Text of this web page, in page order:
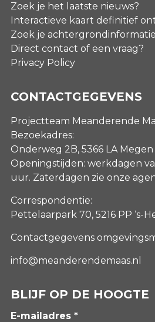
Zoek je het laatste nieuws?
Interactieve kaart definitief
Zoek je
Direct contact of een vraag?
Privacy Policy
CONTACTGEGEVENS
Projectteam Meanderende
Bezoekadres:
Onderweg 2B, 5366 LA Megen
Openingstijden: werkdagen
uur. Zaterdagen zie onze
Correspondentie:
Pettelaarpark 70, 5216 PP ‘s-
Contactgegevens
info@meanderendemaas.nl
BLIJF OP DE HOOGTE
E-mailadres *